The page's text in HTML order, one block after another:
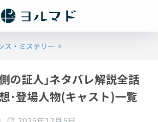
ス・ミステリー
の証人｣ネタバレ解説全話
･登場人物(キャスト)一覧